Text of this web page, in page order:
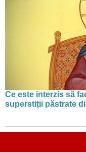
Ce este interzis să
superstiții păstrate